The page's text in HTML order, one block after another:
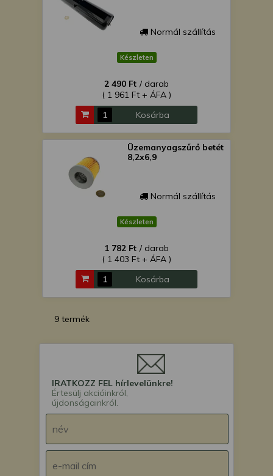
Normál szállítás
Készleten
2 490 Ft / darab
( 1 961 Ft + ÁFA )
Kosárba
Üzemanyagszűrő betét
8,2x6,9
Normál szállítás
Készleten
1 782 Ft / darab
( 1 403 Ft + ÁFA )
Kosárba
9 termék
IRATKOZZ FEL hírlevelünkre!
Értesülj akcióinkról,
újdonságainkról.